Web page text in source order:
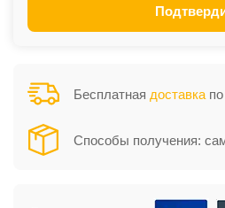
Бесплатная доставка
Способы получения: